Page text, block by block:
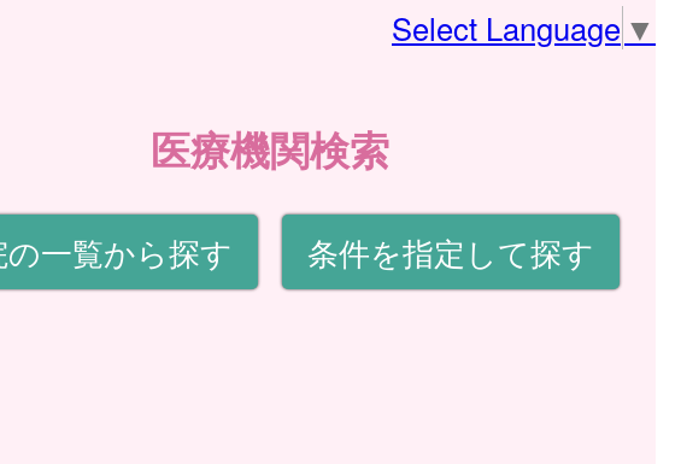
Select Language ▼
医療機関検索
一覧から探す 条件を指定して探す